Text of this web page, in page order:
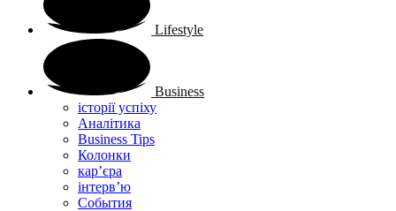
Lifestyle
Business
історії успіху
Аналітика
Business Tips
Колонки
кар’єра
інтерв’ю
Cобытия